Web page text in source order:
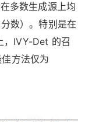
多数生成源上均
数）。特别是在
，IVY-Det 的召
方法仅为